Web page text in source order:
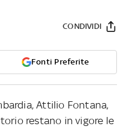
Fonti Preferite
CONDIVIDI
Attilio Fontana,
restano in vigore le